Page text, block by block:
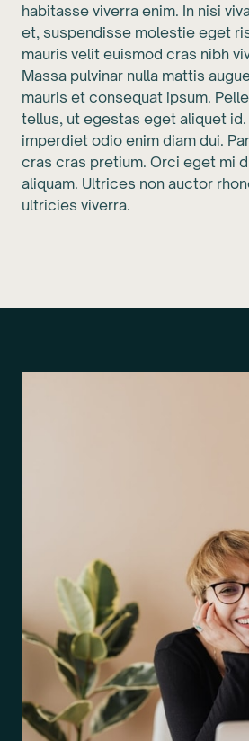
habitasse viverra enim. In nisi
et, suspendisse molestie eget
mauris velit euismod cras nibh
Massa pulvinar nulla mattis
mauris et consequat ipsum.
tellus, ut egestas eget aliquet
imperdiet odio enim diam dui.
cras cras pretium. Orci eget mi
aliquam. Ultrices non auctor
ultricies viverra.